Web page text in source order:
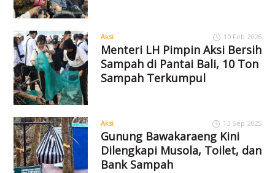
Aksi 10 Feb 2026
Menteri LH Pimpin Aksi Bersih
Sampah di Pantai Bali, 10 Ton
Sampah Terkumpul
Aksi 13 Sep 2025
Gunung Bawakaraeng Kini
Dilengkapi Musola, Toilet, dan
Bank Sampah